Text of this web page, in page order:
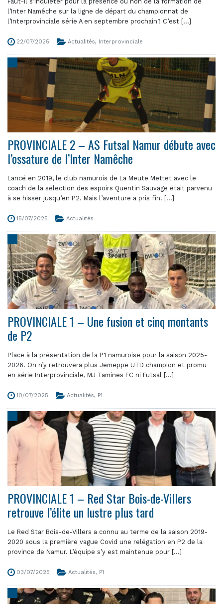
l’Inter Namêche sur la ligne de départ du championnat de
l’Interprovinciale série A en septembre prochain? C’est [...]
22/07/2025 Actualités, Interprovinciale
PROVINCIALE 2 – AS Futsal Namur débute avec
l’ossature de l’Inter Namêche
Lancé en 2019, le club namurois de La Meute Mettet avec le
coach de la sélection des espoirs Quentin Sauvage était parvenu
à se hisser jusqu’en P2. Mais l’aventure a pris fin. [...]
15/07/2025 Actualités
PROVINCIALE 1 – Une fusion et cinq montants
de P2
Place à la présentation de la P1 namuroise pour la saison 2025-
2026. On n’y retrouvera plus Jemeppe UTD champion et promu
en série Interprovinciale, MJ Tamines FC ni Futsal [...]
10/07/2025 Actualités, P1
PROVINCIALE 1 – Red Star Bois-de-Villers
retrouve l’élite un lustre plus tard
Le Red Star Bois-de-Villers a connu au terme de la saison 2019-
2020 sous la première vague Covid une relégation en P2 de la
province de Namur. L’équipe s’y est maintenue pour [...]
03/07/2025 Actualités, P1